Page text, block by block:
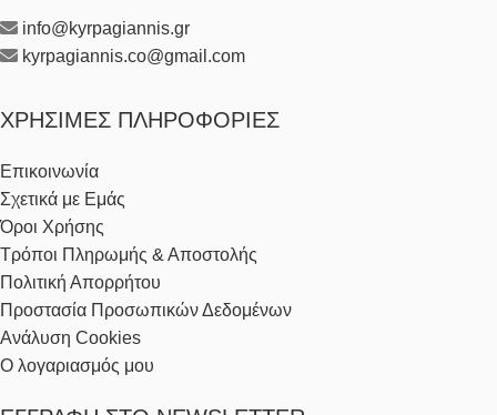
info@kyrpagiannis.gr
kyrpagiannis.co@gmail.com
ΧΡΉΣΙΜΕΣ ΠΛΗΡΟΦΟΡΊΕΣ
Επικοινωνία
Σχετικά με Εμάς
Όροι Χρήσης
Τρόποι Πληρωμής & Αποστολής
Πολιτική Απορρήτου
Προστασία Προσωπικών Δεδομένων
Ανάλυση Cookies
Ο λογαριασμός μου